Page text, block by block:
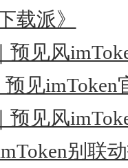
载派》
预见风
预见
预见风
别联